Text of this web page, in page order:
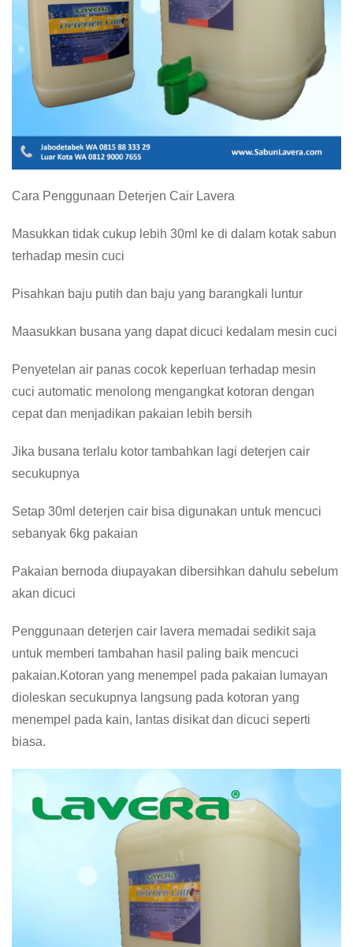
Cara Penggunaan Deterjen Cair Lavera
Masukkan tidak cukup lebih 30ml ke di dalam kotak sabun
terhadap mesin cuci
Pisahkan baju putih dan baju yang barangkali luntur
Maasukkan busana yang dapat dicuci kedalam mesin cuci
Penyetelan air panas cocok keperluan terhadap mesin
cuci automatic menolong mengangkat kotoran dengan
cepat dan menjadikan pakaian lebih bersih
Jika busana terlalu kotor tambahkan lagi deterjen cair
secukupnya
Setap 30ml deterjen cair bisa digunakan untuk mencuci
sebanyak 6kg pakaian
Pakaian bernoda diupayakan dibersihkan dahulu sebelum
akan dicuci
Penggunaan deterjen cair lavera memadai sedikit saja
untuk memberi tambahan hasil paling baik mencuci
pakaian.Kotoran yang menempel pada pakaian lumayan
dioleskan secukupnya langsung pada kotoran yang
menempel pada kain, lantas disikat dan dicuci seperti
biasa.